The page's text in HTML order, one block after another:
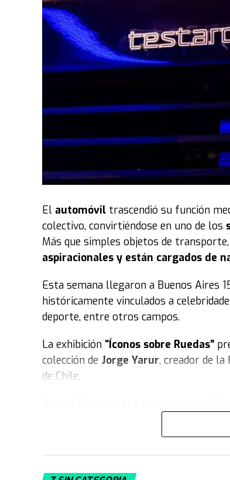
El automóvil trascendió su función
colectivo, convirtiéndose en uno de los
Más que simples objetos de
aspiracionales y están cargados de
Esta semana llegaron a Buenos Aires
históricamente vinculados a
deporte, entre otros campos.
La exhibición “Íconos sobre Ruedas”
colección de Jorge Yarur, creador de la
de Chile.
trata la muestra. “Nuestra colección,
. Tratamos de retratar
la gente vestía para jugar fútbol, con